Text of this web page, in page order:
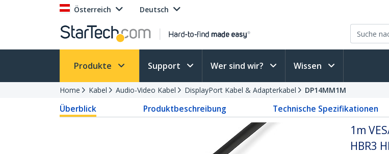
Österreich Deutsch
Produkte Support Wer sind wir? Wissen
Home Kabel Audio-Video Kabel DisplayPort Kabel & Adapterkabel DP14MM1M
Überblick Produktbeschreibung Technische Spezifikationen
1m
HBR3